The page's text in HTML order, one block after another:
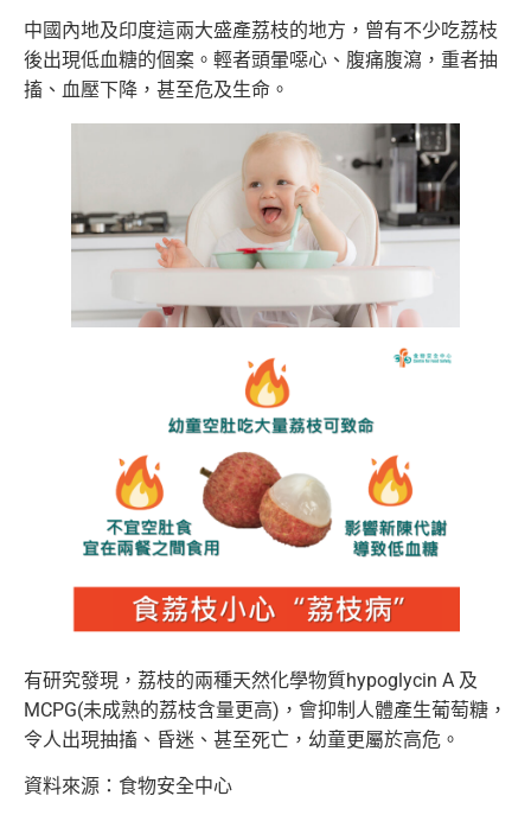
中國內地及印度這兩大盛產荔枝的地方，曾有不少吃荔枝
後出現低血糖的個案。輕者頭暈噁心、腹痛腹瀉，重者抽
搐、血壓下降，甚至危及生命。
有研究發現，荔枝的兩種天然化學物質hypoglycin A 及
MCPG(未成熟的荔枝含量更高)，會抑制人體產生葡萄糖，
令人出現抽搐、昏迷、甚至死亡，幼童更屬於高危。
資料來源：食物安全中心